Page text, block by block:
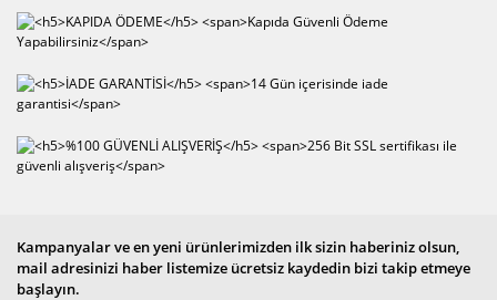
Kampanyalar ve en yeni ürünlerimizden ilk sizin haberiniz olsun,
mail adresinizi haber listemize ücretsiz kaydedin bizi takip etmeye
başlayın.